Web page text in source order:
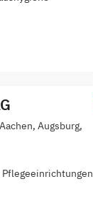
Augsburg,